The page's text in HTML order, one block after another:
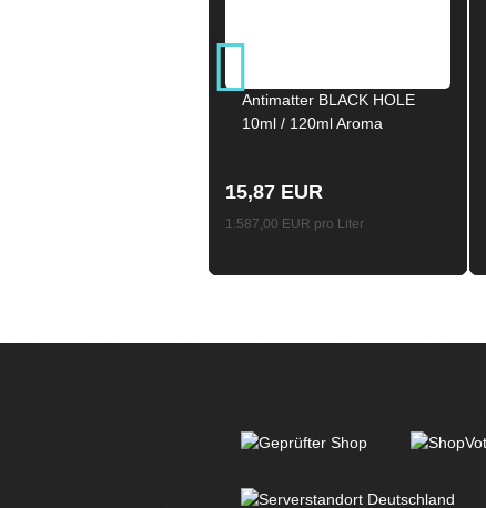
Antimatter BLACK HOLE
10ml / 120ml Aroma
15,87 EUR
1.587,00 EUR pro Liter